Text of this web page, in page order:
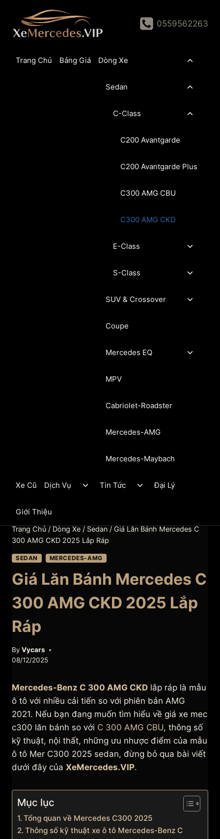
content
0559562263
Trang Chủ Bảng Giá Dòng Xe
Toggle
Sedan
Toggle
C-Class
Toggle
C200 Avantgarde
C200 Avantgarde Plus
C300 AMG CBU
C300 AMG CKD
E-Class
Toggle
S-Class
Toggle
SUV & Crossover
Toggle
Coupe
Mercedes EQ
Toggle
MPV
Cabriolet-Roadster
Mercedes-AMG
Mercedes-Maybach
Xe Cũ Dịch Vụ
ToggleTin Tức
ToggleĐại Lý
Giới Thiệu
Trang Chủ / Dòng Xe / Sedan / Giá Lăn Bánh Mercedes C
300 AMG CKD 2025 Lắp Ráp
SEDAN MERCEDES-AMG
Giá Lăn Bánh Mercedes C
300 AMG CKD 2025 Lắp
Ráp
By Vycars
08/12/2025
Mercedes-Benz C 300 AMG CKD lắp ráp là mẫu
ô tô với nhiều cải tiến so với phiên bản AMG
2021. Nếu bạn đang muốn tìm hiểu về giá xe mec
c300 lăn bánh so với C 300 AMG CBU, thông số
kỹ thuật, nội thất, những ưu nhược điểm của mẫu
ô tô Mer C300 2025 sedan, đừng bỏ qua bài viết
dưới đây của XeMercedes.VIP.
Mục lục
Tổng quan về Mercedes C300 2025
Thông số kỹ thuật xe ô tô Mercedes-Benz C